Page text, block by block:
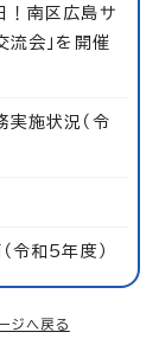
！南区広島サ
流会」を開催
施状況（令
令和5年度）
ジへ戻る